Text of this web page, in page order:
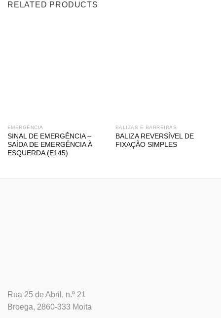
RELATED PRODUCTS
EMERGÊNCIA
SINAL DE EMERGÊNCIA –
SAÍDA DE EMERGÊNCIA À
ESQUERDA (E145)
BALIZAS E BARREIRAS
BALIZA REVERSÍVEL DE
FIXAÇÃO SIMPLES
Rua 25 de Abril, n.º 21
Broega, 2860-333 Moita